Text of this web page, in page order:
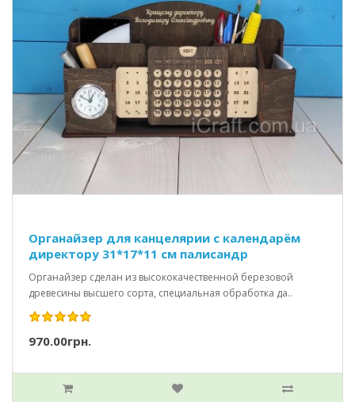
Органайзер для канцелярии с календарём
директору 31*17*11 см палисандр
Органайзер сделан из высококачественной березовой
древесины высшего сорта, специальная обработка да..
970.00грн.